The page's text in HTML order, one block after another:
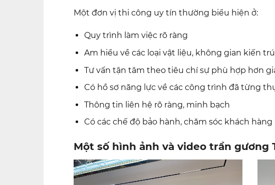
Một đơn vị thi công uy tín thường biểu hiện ở:
Quy trình làm việc rõ ràng
Am hiểu về các loại vật liệu, không gian kiến
Tư vấn tận tâm theo tiêu chí sự phù hợp hơn
Có hồ sơ năng lực về các công trình đã từng
Thông tin liên hệ rõ ràng, minh bạch
Có các chế độ bảo hành, chăm sóc khách hàng
Một số hình ảnh và video trần gương